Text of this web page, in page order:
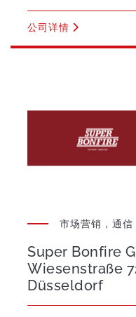
公司详情
市场营销，通信
Super Bonfire
Wiesenstraße
Düsseldorf